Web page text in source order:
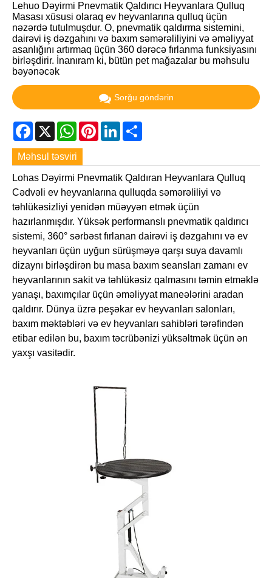
Lehuo Dəyirmi Pnevmatik Qaldırıcı Heyvanlara Qulluq
Masası xüsusi olaraq ev heyvanlarına qulluq üçün
nəzərdə tutulmuşdur. O, pnevmatik qaldırma sistemini,
dairəvi iş dəzgahını və baxım səmərəliliyini və əməliyyat
asanlığını artırmaq üçün 360 dərəcə fırlanma funksiyasını
birləşdirir. İnanıram ki, bütün pet mağazalar bu məhsulu
bəyənəcək
Sorğu göndərin
Facebook
X WhatsApp
PinterestLinkedIn
Məhsul təsviri
Lohas Dəyirmi Pnevmatik Qaldıran Heyvanlara Qulluq
Cədvəli ev heyvanlarına qulluqda səmərəliliyi və
təhlükəsizliyi yenidən müəyyən etmək üçün
hazırlanmışdır. Yüksək performanslı pnevmatik qaldırıcı
sistemi, 360° sərbəst fırlanan dairəvi iş dəzgahını və ev
heyvanları üçün uyğun sürüşməyə qarşı suya davamlı
dizaynı birləşdirən bu masa baxım seansları zamanı ev
heyvanlarının sakit və təhlükəsiz qalmasını təmin etməklə
yanaşı, baxımçılar üçün əməliyyat maneələrini aradan
qaldırır. Dünya üzrə peşəkar ev heyvanları salonları,
baxım məktəbləri və ev heyvanları sahibləri tərəfindən
etibar edilən bu, baxım təcrübənizi yüksəltmək üçün ən
yaxşı vasitədir.